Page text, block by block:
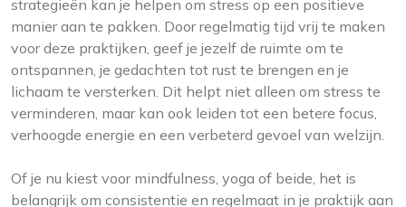
strategieën kan je helpen om stress op een positieve
manier aan te pakken. Door regelmatig tijd vrij te maken
voor deze praktijken, geef je jezelf de ruimte om te
ontspannen, je gedachten tot rust te brengen en je
lichaam te versterken. Dit helpt niet alleen om stress te
verminderen, maar kan ook leiden tot een betere focus,
verhoogde energie en een verbeterd gevoel van welzijn.
Of je nu kiest voor mindfulness, yoga of beide, het is
belangrijk om consistentie en regelmaat in je praktijk aan